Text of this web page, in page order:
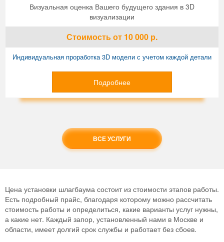
Визуальная оценка Вашего будущего здания в 3D
визуализации
Стоимостьот 10 000 р.
Индивидуальная проработка 3D модели с учетом каждой детали
Подробнее
ВСЕ УСЛУГИ
Цена установки шлагбаума состоит из стоимости этапов работы.
Есть подробный прайс, благодаря которому можно рассчитать
стоимость работы и определиться, какие варианты услуг нужны,
а какие нет. Каждый запор, установленный нами в Москве и
области, имеет долгий срок службы и работает без сбоев.